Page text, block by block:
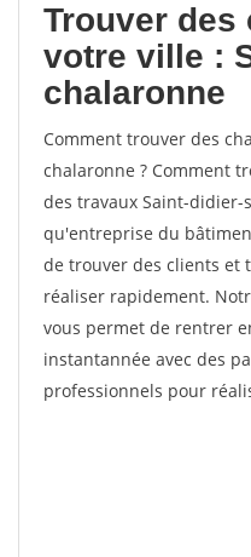
Trouver des
votre ville :
chalaronne
Comment trouver des
chalaronne ? Comment
des travaux Saint-didier-
qu'entreprise du
de trouver des clients et
réaliser rapidement.
vous permet de rentrer
instantannée avec des
professionnels pour